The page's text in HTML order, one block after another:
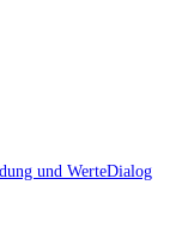
und WerteDialog